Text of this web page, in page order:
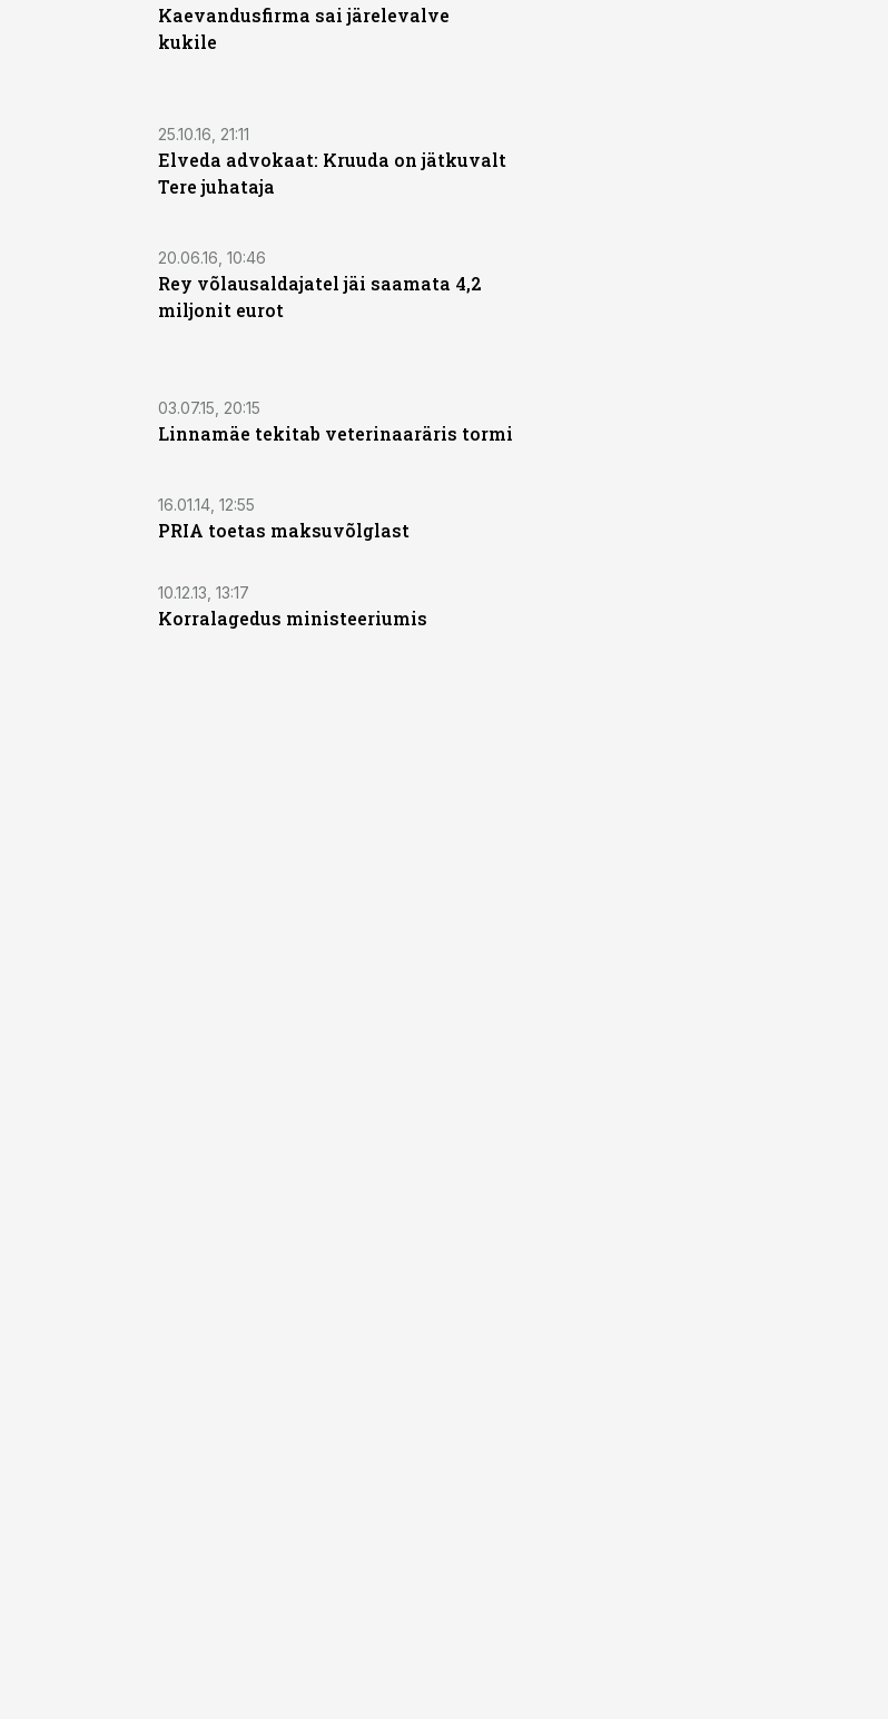
Kaevandusfirma sai järelevalve
kukile
25.10.16, 21:11
Elveda advokaat: Kruuda on jätkuvalt
Tere juhataja
20.06.16, 10:46
Rey võlausaldajatel jäi saamata 4,2
miljonit eurot
03.07.15, 20:15
Linnamäe tekitab veterinaaräris tormi
16.01.14, 12:55
PRIA toetas maksuvõlglast
10.12.13, 13:17
Korralagedus ministeeriumis